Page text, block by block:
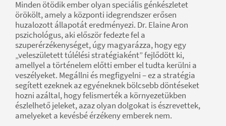
Minden ötödik ember olyan speciális génkészletet
örökölt, amely a központi idegrendszer erősen
huzalozott állapotát eredményezi. Dr. Elaine Aron
pszichológus, aki először fedezte fel a
szuperérzékenységet, úgy magyarázza, hogy egy
„veleszületett túlélési stratégiaként” fejlődött ki,
amellyel a történelem előtti ember el tudta kerülni a
veszélyeket. Megállni és megfigyelni – ez a stratégia
segített ezeknek az egyéneknek bölcsebb döntéseket
hozni azáltal, hogy felismerték a környezetükben
észlelhető jeleket, azaz olyan dolgokat is észrevettek,
amelyeket a kevésbé érzékeny emberek nem.